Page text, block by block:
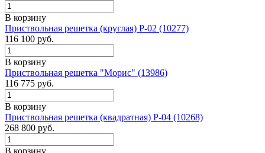
В корзину
Приствольная решетка (круглая) Р-02 (10277)
116 100 руб.
В корзину
Приствольная решетка "Морис" (13986)
116 775 руб.
В корзину
Приствольная решетка (квадратная) Р-04 (10268)
268 800 руб.
В корзину